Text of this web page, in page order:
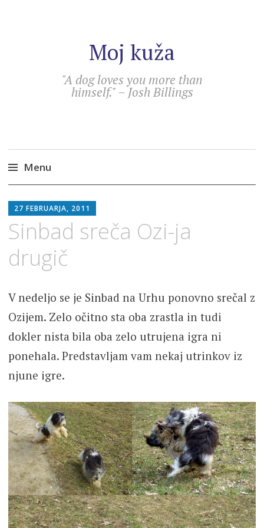
Moj kuža
"A dog loves you more than
himself." – Josh Billings
Menu
to
content
27 FEBRUARJA, 2011
Sinbad sreča Ozi-ja
drugič
V nedeljo se je Sinbad na Urhu ponovno srečal z
Ozijem. Zelo očitno sta oba zrastla in tudi
dokler nista bila oba zelo utrujena igra ni
ponehala. Predstavljam vam nekaj utrinkov iz
njune igre.